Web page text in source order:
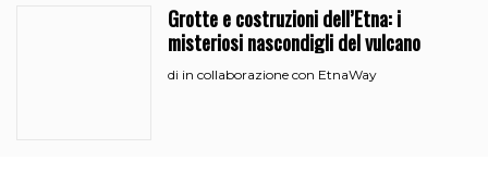
Grotte e costruzioni dell’Etna: i
misteriosi nascondigli del vulcano
di in collaborazione con EtnaWay